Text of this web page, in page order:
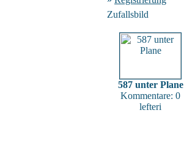
Zufallsbild
587 unter Plane
Kommentare: 0
lefteri